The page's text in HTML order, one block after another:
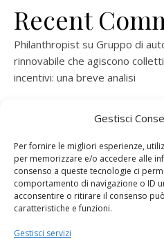
Gestisci
Per fornire le migliori esperienze,
per memorizzare e/o accedere alle
consenso a queste tecnologie ci
comportamento di navigazione o ID
acconsentire o ritirare il consenso
caratteristiche e funzioni.
Gestisci servizi
Recent
Philanthropist su Gruppo di
rinnovabile che agiscono
incentivi: una breve analisi
rinnovabile che agiscono
ramatogelsuGruppo di
rinnovabile che agiscono
incentivi: una breve analisi